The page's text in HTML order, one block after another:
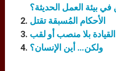
بيئة العمل الحديثة؟
الأحكام المُسبقة تقتل
القيادة بلا منصب أو لقب
ولكن… أين الإنسان؟